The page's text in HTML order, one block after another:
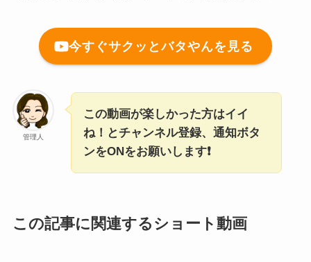
今すぐサクッとバタやんを見る
管理人
この動画が楽しかった方はイイ
ね！とチャンネル登録、通知ボタ
ンをONをお願いします❗
この記事に関連するショート動画